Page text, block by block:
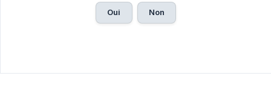
Oui Non